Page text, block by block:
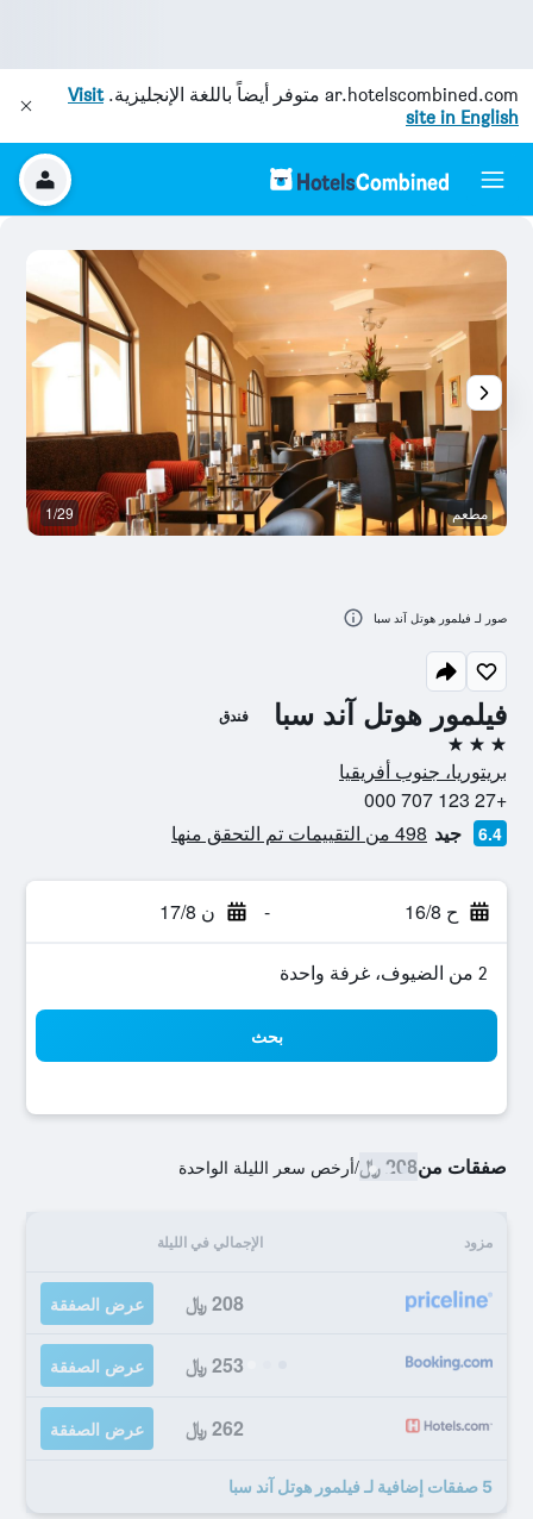
ar.hotelscombined.com متوفر أيضاً باللغة الإنجليزية.Visit
site in English
فيلمور هوتل آند سبا فندق
3 نجوم
بريتوريا، جنوب أفريقيا
+27 123 707 000
6.4 جيد 498 من التقييمات تم التحقق منها
ح 16/8 - ن 17/8
2 من الضيوف، غرفة واحدة
بحث
صفقات من208 ﷼ /أرخص سعر الليلة الواحدة
مزود الإجمالي في الليلة
208 ﷼ عرض الصفقة
253 ﷼ عرض الصفقة
262 ﷼ عرض الصفقة
5 صفقات إضافية لـ فيلمور هوتل آند سبا
مطعم 1/29
صور لـ فيلمور هوتل آند سبا